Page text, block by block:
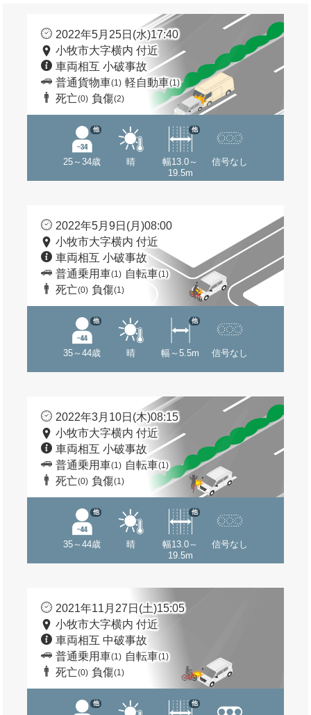
2022年5月25日(水)17:40
小牧市大字横内 付近
車両相互 小破事故
普通貨物車(1) 軽自動車(1)
死亡(0) 負傷(2)
25～34歳
他
晴
幅13.0～
19.5m
他
信号なし
2022年5月9日(月)08:00
小牧市大字横内 付近
車両相互 小破事故
普通乗用車(1) 自転車(1)
死亡(0) 負傷(1)
35～44歳
他
晴 幅～5.5m
他
信号なし
2022年3月10日(木)08:15
小牧市大字横内 付近
車両相互 小破事故
普通乗用車(1) 自転車(1)
死亡(0) 負傷(1)
35～44歳
他
晴
幅13.0～
19.5m
他
信号なし
2021年11月27日(土)15:05
小牧市大字横内 付近
車両相互 中破事故
普通乗用車(1) 自転車(1)
死亡(0) 負傷(1)
他 他